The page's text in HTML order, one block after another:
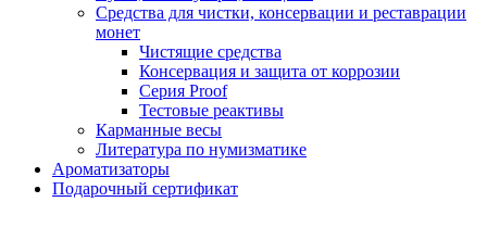
Средства для чистки, консервации и реставрации
монет
Чистящие средства
Консервация и защита от коррозии
Серия Proof
Тестовые реактивы
Карманные весы
Литература по нумизматике
Ароматизаторы
Подарочный сертификат